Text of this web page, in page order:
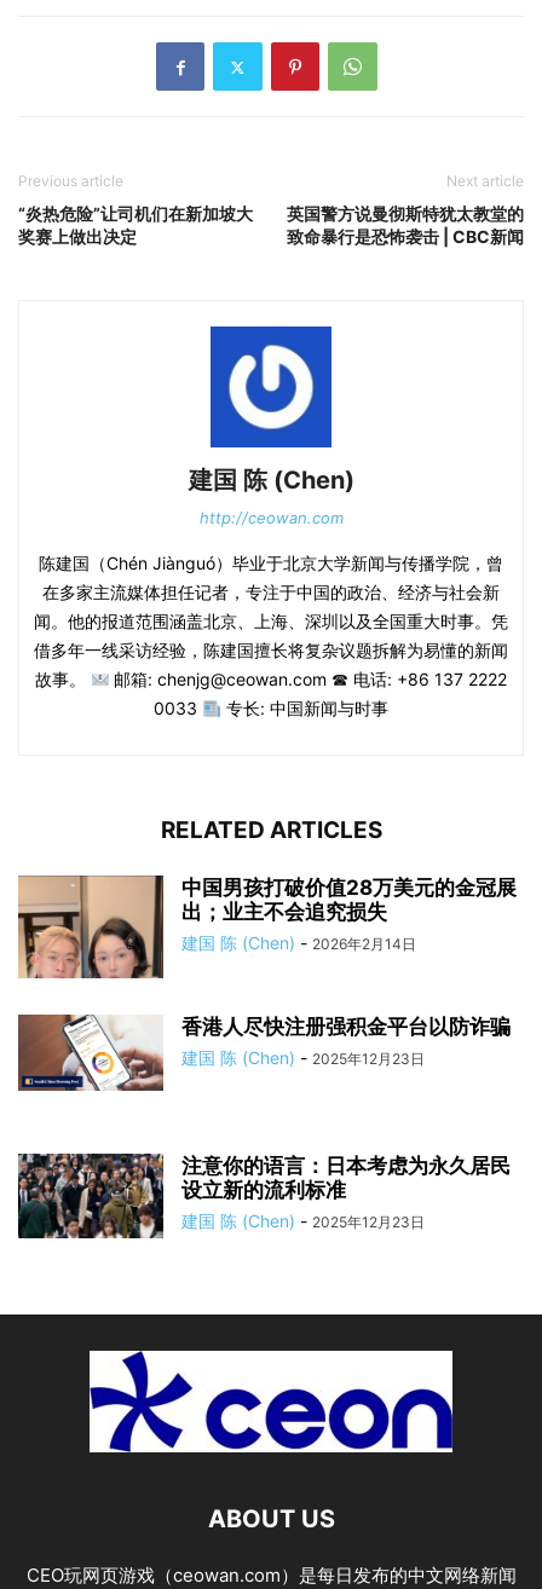
Previous article
“炎热危险”让司机们在新加坡大
奖赛上做出决定
Next article
英国警方说曼彻斯特犹太教堂的
致命暴行是恐怖袭击 | CBC新闻
建国 陈 (Chen)
http://ceowan.com
陈建国（Chén Jiànguó）毕业于北京大学新闻与传播学院，曾
在多家主流媒体担任记者，专注于中国的政治、经济与社会新
闻。他的报道范围涵盖北京、上海、深圳以及全国重大时事。凭
借多年一线采访经验，陈建国擅长将复杂议题拆解为易懂的新闻
故事。
邮箱: chenjg@ceowan.com ☎ 电话: +86 137 2222
0033
专长: 中国新闻与时事
RELATED ARTICLES
中国男孩打破价值28万美元的金冠展
出；业主不会追究损失
建国 陈 (Chen) - 2026年2月14日
香港人尽快注册强积金平台以防诈骗
建国 陈 (Chen) - 2025年12月23日
注意你的语言：日本考虑为永久居民
设立新的流利标准
建国 陈 (Chen) - 2025年12月23日
ABOUT US
CEO玩网页游戏（ceowan.com）是每日发布的中文网络新闻